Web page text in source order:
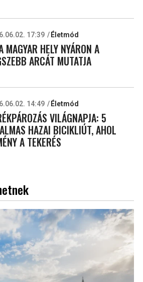
17:39 Életmód
MAGYAR HELY NYÁRON A
ARCÁT MUTATJA
14:49 Életmód
VILÁGNAPJA: 5
HAZAI BICIKLIÚT, AHOL
A TEKERÉS